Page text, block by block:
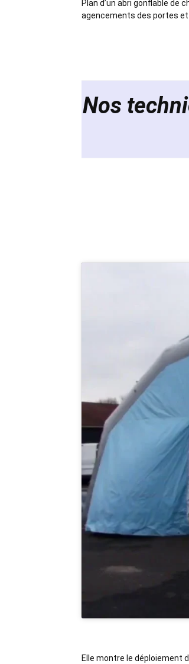
Plan d’un abri gonflable de
agencements des portes et
Nos
Elle montre le déploiement